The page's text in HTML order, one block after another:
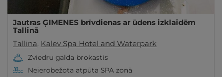
Jautras ĢIMENES brīvdienas ar ūdens izklaidēm
Tallinā
Tallina, Kalev Spa Hotel and Waterpark
Zviedru galda brokastis
Neierobežota atpūta SPA zonā